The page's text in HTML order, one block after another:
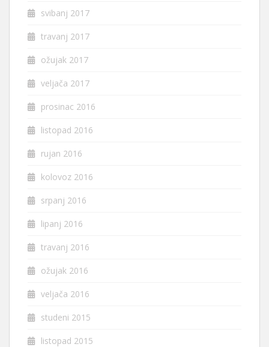
svibanj 2017
travanj 2017
ožujak 2017
veljača 2017
prosinac 2016
listopad 2016
rujan 2016
kolovoz 2016
srpanj 2016
lipanj 2016
travanj 2016
ožujak 2016
veljača 2016
studeni 2015
listopad 2015